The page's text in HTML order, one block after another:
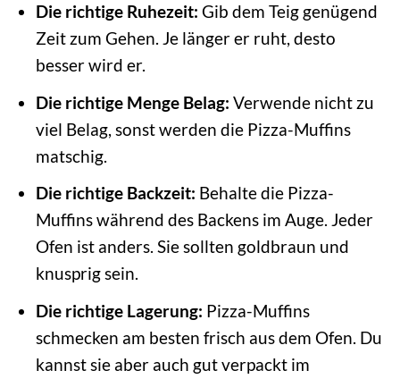
Die richtige Ruhezeit: Gib dem Teig genügend
Zeit zum Gehen. Je länger er ruht, desto
besser wird er.
Die richtige Menge Belag: Verwende nicht zu
viel Belag, sonst werden die Pizza-Muffins
matschig.
Die richtige Backzeit: Behalte die Pizza-
Muffins während des Backens im Auge. Jeder
Ofen ist anders. Sie sollten goldbraun und
knusprig sein.
Die richtige Lagerung: Pizza-Muffins
schmecken am besten frisch aus dem Ofen. Du
kannst sie aber auch gut verpackt im